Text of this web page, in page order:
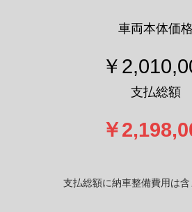
車両本体価格
￥
支払総額
￥
支払総額に納車整備費用は含